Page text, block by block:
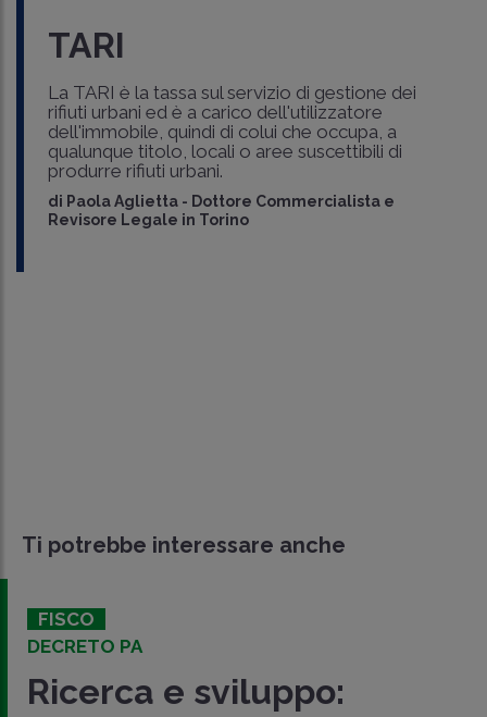
TARI
La TARI è la tassa sul servizio di gestione dei
rifiuti urbani ed è a carico dell'utilizzatore
dell'immobile, quindi di colui che occupa, a
qualunque titolo, locali o aree suscettibili di
produrre rifiuti urbani.
di Paola Aglietta - Dottore Commercialista e
Revisore Legale in Torino
Ti potrebbe interessare anche
FISCO
DECRETO PA
Ricerca e sviluppo: